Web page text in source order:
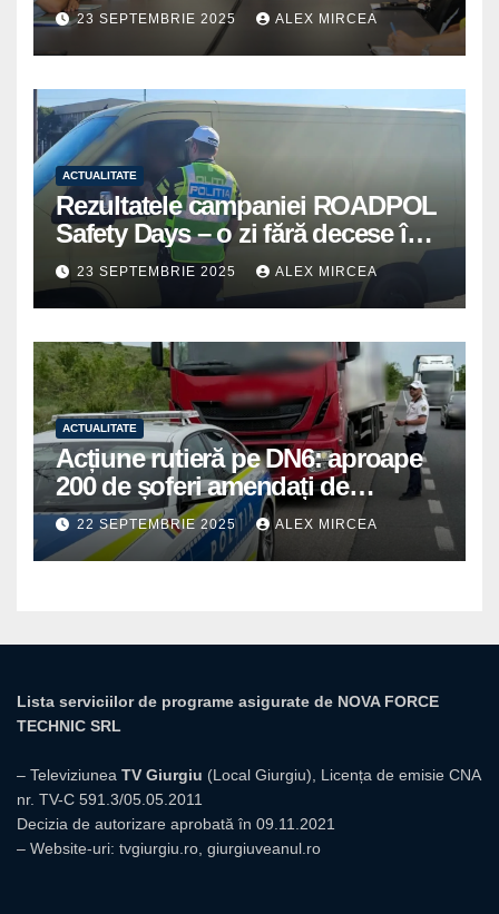
prioritate pentru instituțiile
publice giurgiuvene
23 SEPTEMBRIE 2025 ALEX MIRCEA
ACTUALITATE
Rezultatele campaniei ROADPOL
Safety Days – o zi fără decese în
trafic
23 SEPTEMBRIE 2025 ALEX MIRCEA
ACTUALITATE
Acțiune rutieră pe DN6: aproape
200 de șoferi amendați de
polițiștii din Mihăilești
22 SEPTEMBRIE 2025 ALEX MIRCEA
Lista serviciilor de programe asigurate de NOVA FORCE
TECHNIC SRL
– Televiziunea TV Giurgiu (Local Giurgiu), Licența de emisie CNA
nr. TV-C 591.3/05.05.2011
Decizia de autorizare aprobată în 09.11.2021
– Website-uri: tvgiurgiu.ro giurgiuveanul.ro